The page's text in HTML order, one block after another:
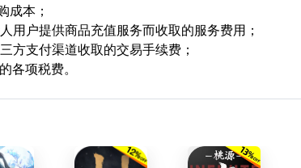
成本；
用户提供商品充值服务而收取的服务费用；
方支付渠道收取的交易手续费；
各项税费。